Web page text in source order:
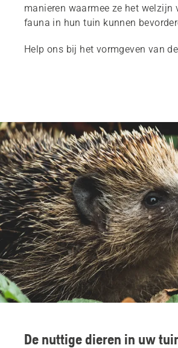
manieren waarmee ze het welzijn
fauna in hun tuin kunnen
Help ons bij het vormgeven van
De nuttige dieren in uw